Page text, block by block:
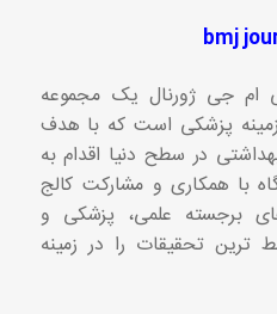
bmj
ام جی ژورنال یک مجموعه
زمینه پزشکی است که با هدف
در سطح دنیا اقدام به
با همکاری و مشارکت کالج
برجسته علمی، پزشکی و
تحقیقات را در زمینه